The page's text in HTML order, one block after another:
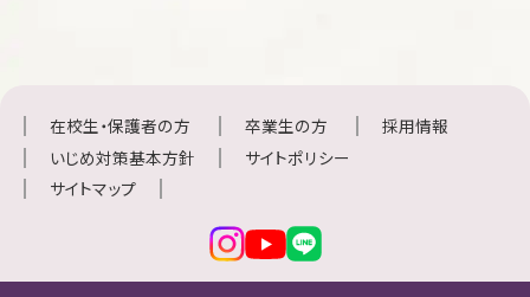
在校生・保護者の方 卒業生の方
採用情報
いじめ対策基本方針
サイトポリシー
サイトマップ